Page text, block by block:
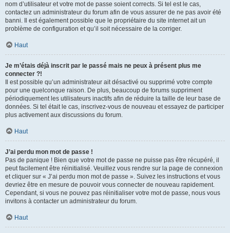
nom d’utilisateur et votre mot de passe soient corrects. Si tel est le cas,
contactez un administrateur du forum afin de vous assurer de ne pas avoir été
banni. Il est également possible que le propriétaire du site internet ait un
problème de configuration et qu’il soit nécessaire de la corriger.
Haut
Je m’étais déjà inscrit par le passé mais ne peux à présent plus me
connecter ?!
Il est possible qu’un administrateur ait désactivé ou supprimé votre compte
pour une quelconque raison. De plus, beaucoup de forums suppriment
périodiquement les utilisateurs inactifs afin de réduire la taille de leur base de
données. Si tel était le cas, inscrivez-vous de nouveau et essayez de participer
plus activement aux discussions du forum.
Haut
J’ai perdu mon mot de passe !
Pas de panique ! Bien que votre mot de passe ne puisse pas être récupéré, il
peut facilement être réinitialisé. Veuillez vous rendre sur la page de connexion
et cliquer sur « J’ai perdu mon mot de passe ». Suivez les instructions et vous
devriez être en mesure de pouvoir vous connecter de nouveau rapidement.
Cependant, si vous ne pouvez pas réinitialiser votre mot de passe, nous vous
invitons à contacter un administrateur du forum.
Haut